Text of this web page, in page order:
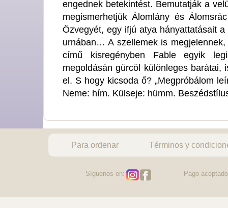
engednek betekintést. Bemutatják a
megismerhetjük Álomlány és
Özvegyét, egy ifjú atya hányattatásait
urnában… A szellemek is
című kisregényben Fable egyik
megoldásán gürcöl különleges
el. S hogy kicsoda ő? „Megpróbálom
Neme: hím. Külseje: hümm.
Para ordenar Términos y
Síguenos en: Pago